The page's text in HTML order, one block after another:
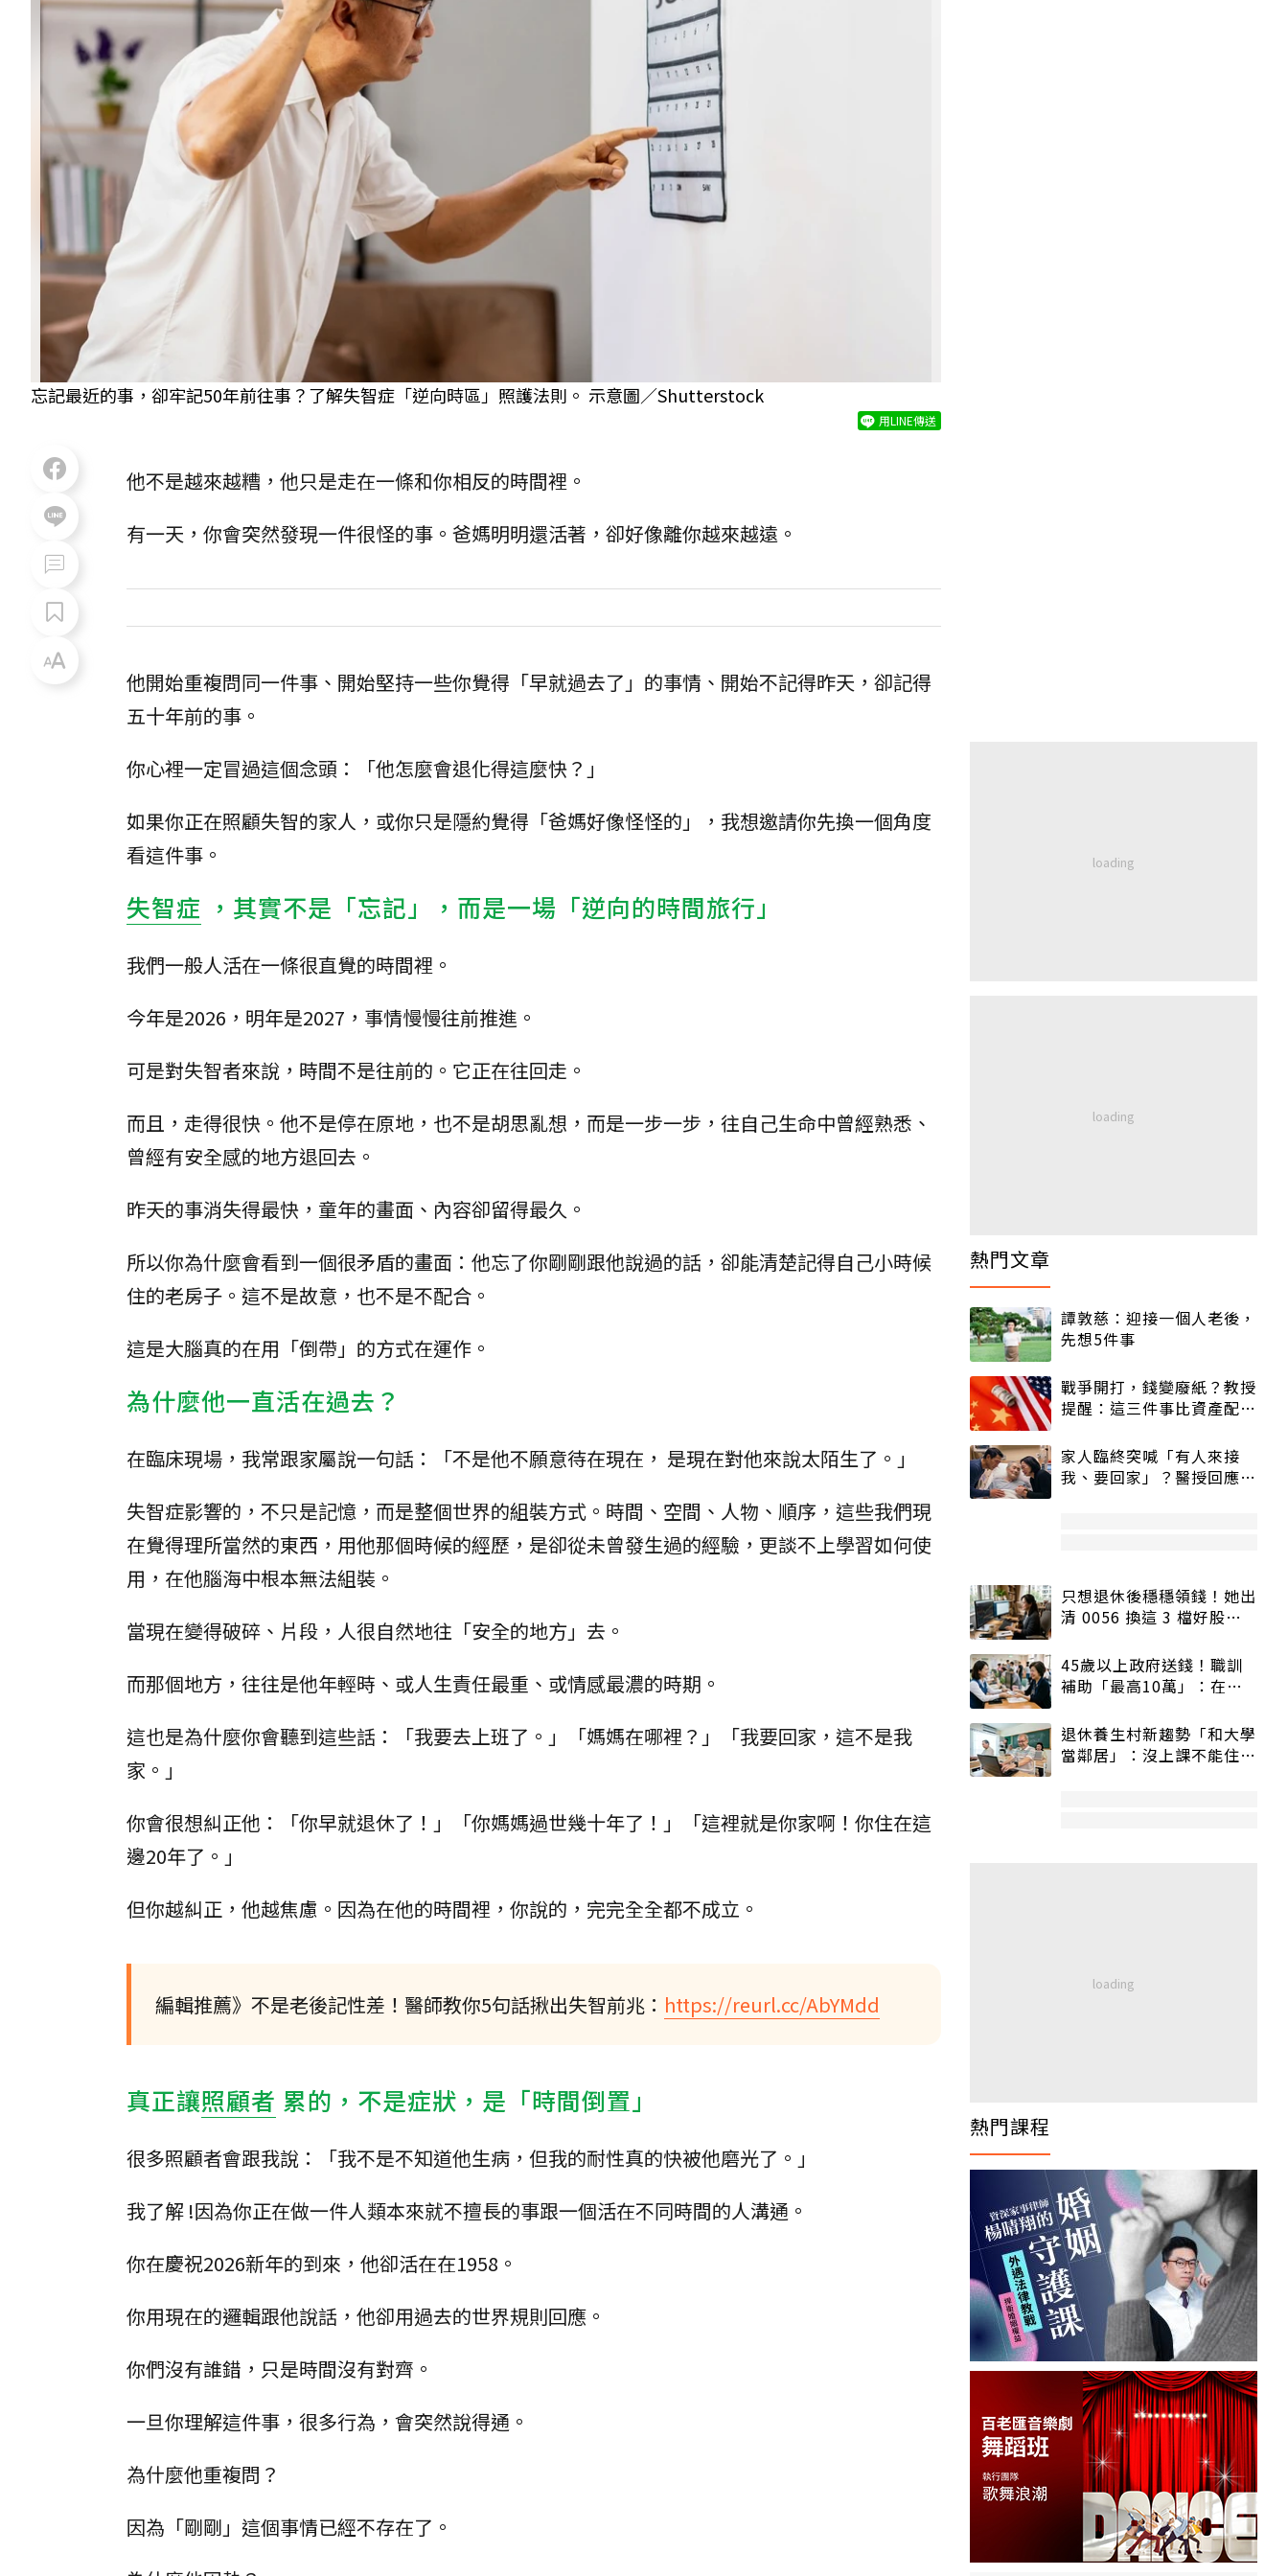
忘記最近的事，卻牢記50年前往事？了解失智症「逆向時區」照護法則。 示意圖／Shutterstock
用LINE傳送
他不是越來越糟，他只是走在一條和你相反的時間裡。
有一天，你會突然發現一件很怪的事。爸媽明明還活著，卻好像離你越來越遠。
他開始重複問同一件事、開始堅持一些你覺得「早就過去了」的事情、開始不記得昨天，卻記得
五十年前的事。
你心裡一定冒過這個念頭：「他怎麼會退化得這麼快？」
如果你正在照顧失智的家人，或你只是隱約覺得「爸媽好像怪怪的」，我想邀請你先換一個角度
看這件事。
失智症 ，其實不是「忘記」，而是一場「逆向的時間旅行」
我們一般人活在一條很直覺的時間裡。
今年是2026，明年是2027，事情慢慢往前推進。
可是對失智者來說，時間不是往前的。它正在往回走。
而且，走得很快。他不是停在原地，也不是胡思亂想，而是一步一步，往自己生命中曾經熟悉、
曾經有安全感的地方退回去。
昨天的事消失得最快，童年的畫面、內容卻留得最久。
所以你為什麼會看到一個很矛盾的畫面：他忘了你剛剛跟他說過的話，卻能清楚記得自己小時候
住的老房子。這不是故意，也不是不配合。
這是大腦真的在用「倒帶」的方式在運作。
為什麼他一直活在過去？
在臨床現場，我常跟家屬說一句話：「不是他不願意待在現在， 是現在對他來說太陌生了。」
失智症影響的，不只是記憶，而是整個世界的組裝方式。時間、空間、人物、順序，這些我們現
在覺得理所當然的東西，用他那個時候的經歷，是卻從未曾發生過的經驗，更談不上學習如何使
用，在他腦海中根本無法組裝。
當現在變得破碎、片段，人很自然地往「安全的地方」去。
而那個地方，往往是他年輕時、或人生責任最重、或情感最濃的時期。
這也是為什麼你會聽到這些話：「我要去上班了。」「媽媽在哪裡？」「我要回家，這不是我
家。」
你會很想糾正他：「你早就退休了！」「你媽媽過世幾十年了！」「這裡就是你家啊！你住在這
邊20年了。」
但你越糾正，他越焦慮。因為在他的時間裡，你說的，完完全全都不成立。
編輯推薦》不是老後記性差！醫師教你5句話揪出失智前兆： https://reurl.cc/AbYMdd
真正讓照顧者 累的，不是症狀，是「時間倒置」
很多照顧者會跟我說：「我不是不知道他生病，但我的耐性真的快被他磨光了。」
我了解 !因為你正在做一件人類本來就不擅長的事跟一個活在不同時間的人溝通。
你在慶祝2026新年的到來，他卻活在在1958。
你用現在的邏輯跟他說話，他卻用過去的世界規則回應。
你們沒有誰錯，只是時間沒有對齊。
一旦你理解這件事，很多行為，會突然說得通。
為什麼他重複問？
因為「剛剛」這個事情已經不存在了。
熱門文章
譚敦慈：迎接一個人老後，
先想5件事
戰爭開打，錢變廢紙？教授
提醒：這三件事比資產配置
家人臨終突喊「有人來接
我、要回家」？醫授回應方
只想退休後穩穩領錢！她出
清 0056 換這 3 檔好股：
45歲以上政府送錢！職訓
補助「最高10萬」：在
退休養生村新趨勢「和大學
當鄰居」：沒上課不能住、
熱門課程